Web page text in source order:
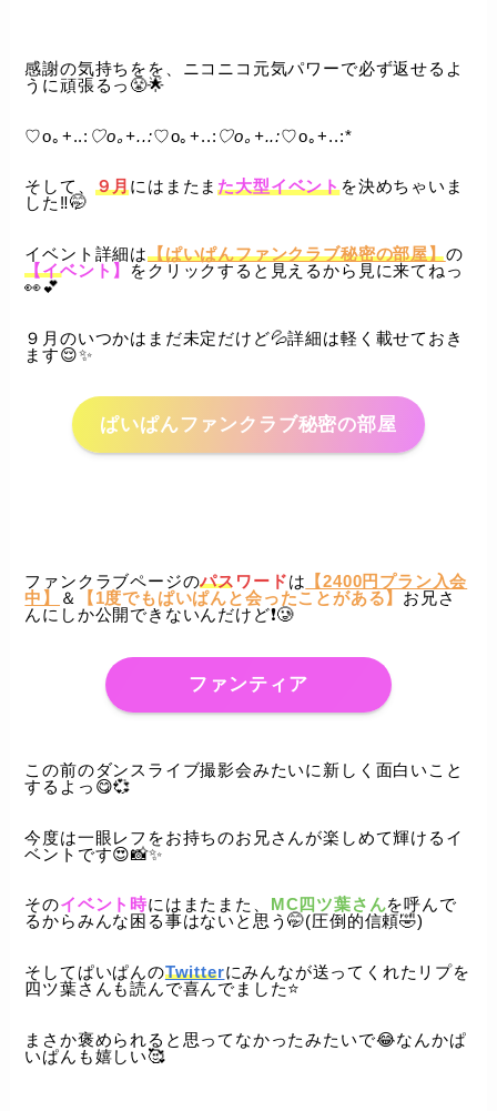
感謝の気持ちをを、ニコニコ元気パワーで必ず返せるよ
うに頑張るっ😤🌟
♡o｡+..: ♡o｡+..:♡o｡+..: ♡o｡+..:♡o｡+..:*
そして、 ９月にはまたまた大型イベントを決めちゃいま
した‼️🤭
イベント詳細は【ぱいぱんファンクラブ秘密の部屋】の
【イベント】
をクリックすると見えるから見に来てねっ
👀💕
９月のいつかはまだ未定だけど💦詳細は軽く載せておき
ます😌✨️
ぱいぱんファンクラブ秘密の部屋
ファンクラブページのパスワードは 【2400円プラン入会
中】
＆ 【1度でもぱいぱんと会ったことがある】 お兄さ
んにしか公開できないんだけど❗️🥲
ファンティア
この前のダンスライブ撮影会みたいに新しく面白いこと
するよっ😋💞
今度は一眼レフをお持ちのお兄さんが楽しめて輝けるイ
ベントです😍📸✨️
そのイベント時にはまたまた、 MC四ツ葉さんを呼んで
るからみんな困る事はないと思う🤭(圧倒的信頼🤣)
そしてぱいぱんのTwitterにみんなが送ってくれたリプを
四ツ葉さんも読んで喜んでました⭐️
まさか褒められると思ってなかったみたいで😂なんかぱ
いぱんも嬉しい🥰